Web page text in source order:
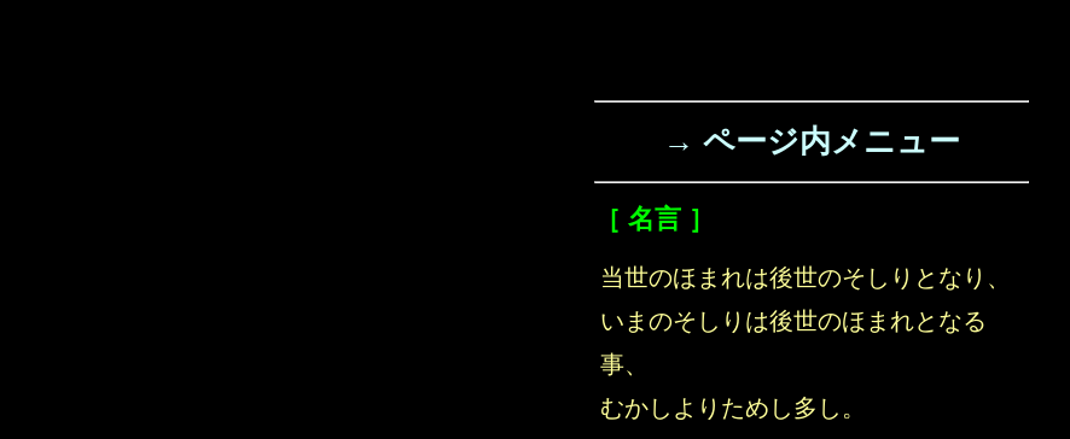
→ ページ内メニュー
［ 名言 ］
当世のほまれは後世のそしりとなり、
いまのそしりは後世のほまれとなる
事、
むかしよりためし多し。